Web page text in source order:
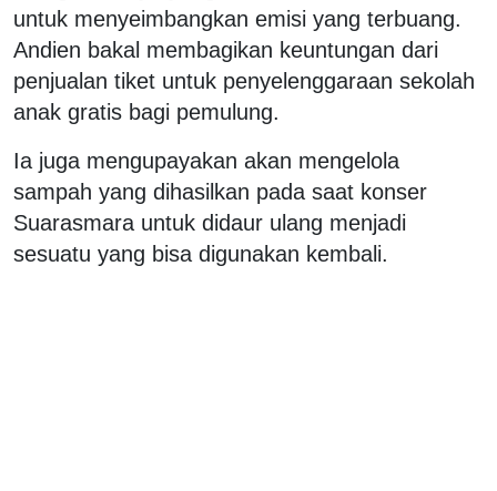
untuk menyeimbangkan emisi yang terbuang.
Andien bakal membagikan keuntungan dari
penjualan tiket untuk penyelenggaraan sekolah
anak gratis bagi pemulung.
Ia juga mengupayakan akan mengelola
sampah yang dihasilkan pada saat konser
Suarasmara untuk didaur ulang menjadi
sesuatu yang bisa digunakan kembali.